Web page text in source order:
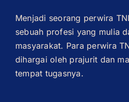
Menjadi seorang perwira
sebuah profesi yang mulia
masyarakat. Para perwira
dihargai oleh prajurit dan
tempat tugasnya.